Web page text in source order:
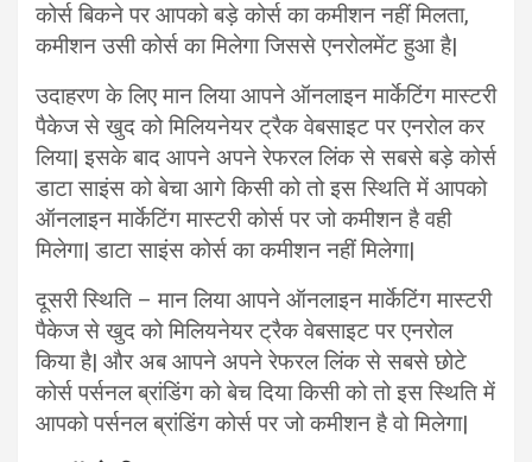
कोर्स बिकने पर आपको बड़े कोर्स का कमीशन नहीं मिलता,
कमीशन उसी कोर्स का मिलेगा जिससे एनरोलमेंट हुआ है|
उदाहरण के लिए मान लिया आपने ऑनलाइन मार्केटिंग मास्टरी
पैकेज से खुद को मिलियनेयर ट्रैक वेबसाइट पर एनरोल कर
लिया| इसके बाद आपने अपने रेफरल लिंक से सबसे बड़े कोर्स
डाटा साइंस को बेचा आगे किसी को तो इस स्थिति में आपको
ऑनलाइन मार्केटिंग मास्टरी कोर्स पर जो कमीशन है वही
मिलेगा| डाटा साइंस कोर्स का कमीशन नहीं मिलेगा|
दूसरी स्थिति – मान लिया आपने ऑनलाइन मार्केटिंग मास्टरी
पैकेज से खुद को मिलियनेयर ट्रैक वेबसाइट पर एनरोल
किया है| और अब आपने अपने रेफरल लिंक से सबसे छोटे
कोर्स पर्सनल ब्रांडिंग को बेच दिया किसी को तो इस स्थिति में
आपको पर्सनल ब्रांडिंग कोर्स पर जो कमीशन है वो मिलेगा|